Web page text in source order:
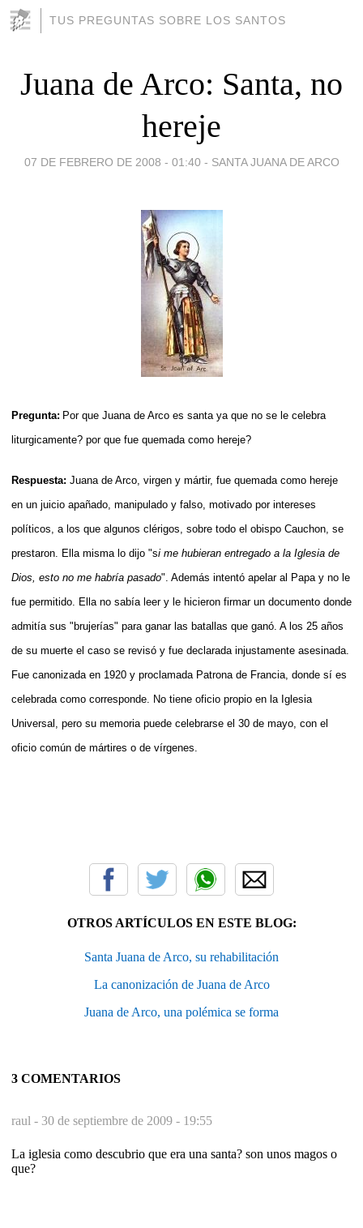
TUS PREGUNTAS SOBRE LOS SANTOS
Juana de Arco: Santa, no
hereje
07 DE FEBRERO DE 2008 - 01:40 - SANTA JUANA DE ARCO
Pregunta: Por que Juana de Arco es santa ya que no se le celebra
liturgicamente? por que fue quemada como hereje?
Respuesta: Juana de Arco, virgen y mártir, fue quemada como hereje
en un juicio apañado, manipulado y falso, motivado por intereses
políticos, a los que algunos clérigos, sobre todo el obispo Cauchon, se
prestaron. Ella misma lo dijo "si me hubieran entregado a la Iglesia de
Dios, esto no me habría pasado". Además intentó apelar al Papa y no le
fue permitido. Ella no sabía leer y le hicieron firmar un documento donde
admitía sus "brujerías" para ganar las batallas que ganó. A los 25 años
de su muerte el caso se revisó y fue declarada injustamente asesinada.
Fue canonizada en 1920 y proclamada Patrona de Francia, donde sí es
celebrada como corresponde. No tiene oficio propio en la Iglesia
Universal, pero su memoria puede celebrarse el 30 de mayo, con el
oficio común de mártires o de vírgenes.
OTROS ARTÍCULOS EN ESTE BLOG:
Santa Juana de Arco, su rehabilitación
La canonización de Juana de Arco
Juana de Arco, una polémica se forma
3 COMENTARIOS
raul - 30 de septiembre de 2009 - 19:55
La iglesia como descubrio que era una santa? son unos magos o
que?